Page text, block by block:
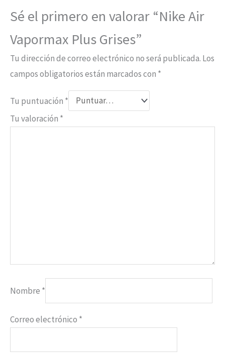
Sé el primero en valorar “Nike Air
Vapormax Plus Grises”
Tu dirección de correo electrónico no será publicada. Los
campos obligatorios están marcados con *
Tu puntuación *
Tu valoración *
Nombre *
Correo electrónico *